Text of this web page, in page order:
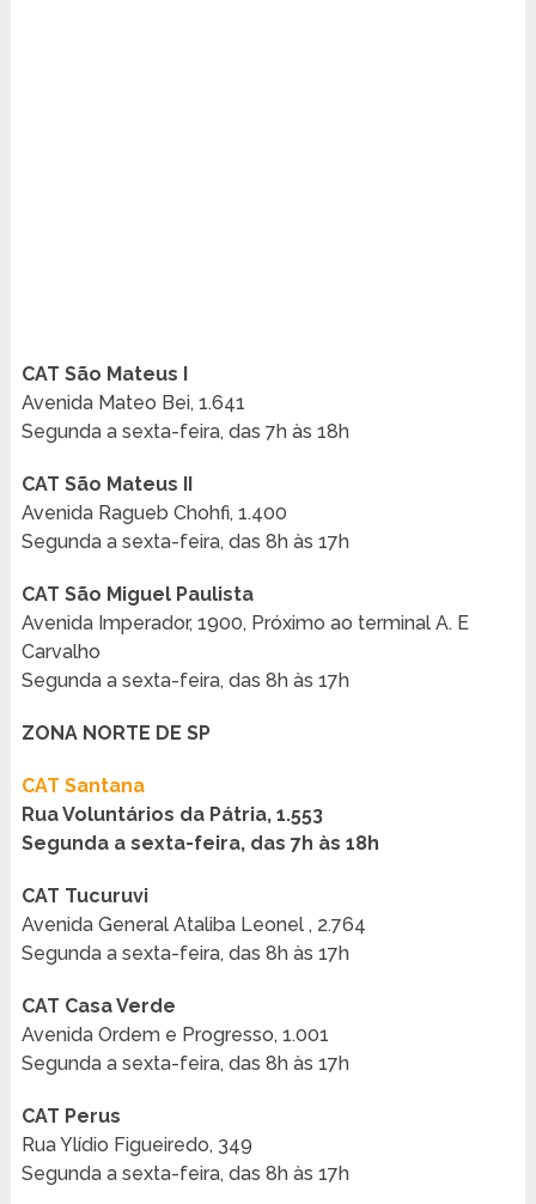
CAT São Mateus I
Avenida Mateo Bei, 1.641
Segunda a sexta-feira, das 7h às 18h
CAT São Mateus II
Avenida Ragueb Chohfi, 1.400
Segunda a sexta-feira, das 8h às 17h
CAT São Miguel Paulista
Avenida Imperador, 1900, Próximo ao terminal A. E
Carvalho
Segunda a sexta-feira, das 8h às 17h
ZONA NORTE DE SP
CAT Santana
Rua Voluntários da Pátria, 1.553
Segunda a sexta-feira, das 7h às 18h
CAT Tucuruvi
Avenida General Ataliba Leonel , 2.764
Segunda a sexta-feira, das 8h às 17h
CAT Casa Verde
Avenida Ordem e Progresso, 1.001
Segunda a sexta-feira, das 8h às 17h
CAT Perus
Rua Ylídio Figueiredo, 349
Segunda a sexta-feira, das 8h às 17h